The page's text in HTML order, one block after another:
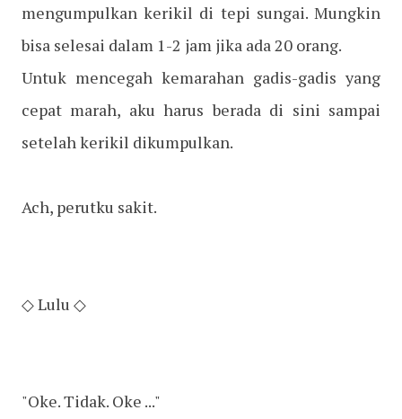
mengumpulkan kerikil di tepi sungai. Mungkin
bisa selesai dalam 1-2 jam jika ada 20 orang.
Untuk mencegah kemarahan gadis-gadis yang
cepat marah, aku harus berada di sini sampai
setelah kerikil dikumpulkan.
Ach, perutku sakit.
◇ Lulu ◇
"Oke. Tidak. Oke ..."